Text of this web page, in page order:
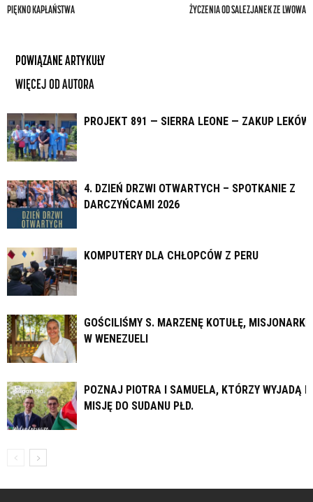
PIĘKNO KAPŁAŃSTWA ŻYCZENIA OD SALEZJANEK ZE LWOWA
POWIĄZANE ARTYKUŁY
WIĘCEJ OD AUTORA
PROJEKT 891 — SIERRA LEONE — ZAKUP LEKÓW
4. DZIEŃ DRZWI OTWARTYCH – SPOTKANIE Z
DARCZYŃCAMI 2026
KOMPUTERY DLA CHŁOPCÓW Z PERU
GOŚCILIŚMY S. MARZENĘ KOTUŁĘ, MISJONARKĘ
W WENEZUELI
POZNAJ PIOTRA I SAMUELA, KTÓRZY WYJADĄ
MISJĘ DO SUDANU PŁD.